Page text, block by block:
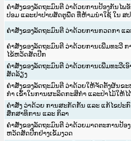
ຄໍາສັ່ງຂອງລັດຖະມົນຕີ ວ່າດ້ວຍການປ້ອງກັນໄພ
ປອມ ແລະຢາປາບສັດຕູພືດ ທີ່ຫ້າມນໍາໃຊ້ ໃນ ສ
ຄໍາສັ່ງຂອງລັດຖະມົນຕີ ວ່າດ້ວຍການກວດກາ ແ
ຄໍາສັ່ງຂອງລັດຖະມົນຕີ ວ່າດ້ວຍການເພີ່ມທະວີ
ໄຂ້ຫວັດສັດປີກ
ຄໍາສັ່ງຂອງລັດຖະມົນຕີ ວ່າດ້ວຍການເພີ່ມທະວີເ
ສັດລ້ຽງ
ຄໍາສັ່ງຂອງລັດຖະມົນຕີ ວ່າດ້ວຍໃຫ້ຈັດຕັ້ງຜັນຂ
ກໍາ ເຂົ້າໃນການຜະລິດກະສິກໍາ ແລະປ່າໄມ້ໃຫ້
ຄຳສັ່ງ ວ່າດ້ວຍ ການສະກັດກັ້ນ ແລະ ແກ້ໄຂປ
ສຶກສາທິການ ແລະ ກິລາ
ຄໍາສັ່ງຂອງລັດຖະມົນຕີ ວ່າດ້ວຍມາດຕະການປ້
ຫວັດສັດປີກຢ່າງເຂັ້ມງວດ